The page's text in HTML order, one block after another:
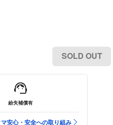
SOLD OUT
紛失補償有
安心・安全への取り組み